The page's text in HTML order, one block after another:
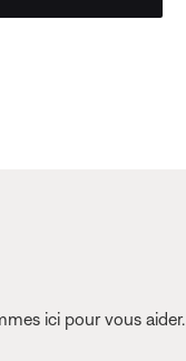
ici pour vous aider.